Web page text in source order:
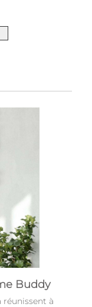
Buddy
réunissent à